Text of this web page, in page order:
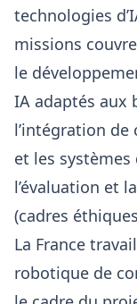
technologies
missions
le
IA adaptés aux
l’intégration de
et les systèmes
l’évaluation et
(cadres
La France
robotique de